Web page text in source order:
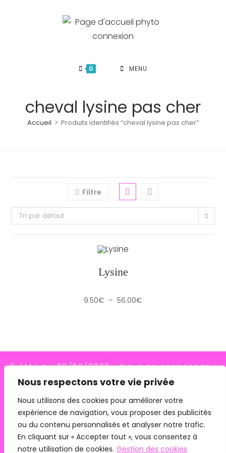
Nous respectons votre vie privée
Nous utilisons des cookies pour améliorer votre
expérience de navigation, vous proposer des publicités
ou du contenu personnalisés et analyser notre trafic.
En cliquant sur « Accepter tout », vous consentez à
notre utilisation de cookies. Gestion des cookies
MAJ au 09/05/2026 - Nous ne proposons
plus le transporteur Relais Colis (placés en
redressement judiciaire le 10/03/26, ils
n'assurent plus les livraisons depuis le
07/05/26). Pour les commandes avec
remise en main propre, merci de me
0 MENU
cheval lysine pas cher
Accueil > Produits identifiés “cheval lysine pas cher”
Filtre
Tri par défaut
Lysine
9.50€ – 56.00€